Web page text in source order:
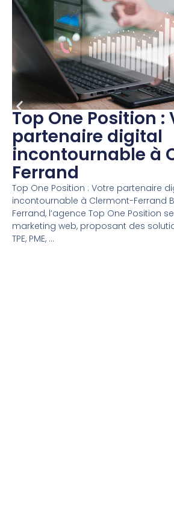
Top One Position :
partenaire digital
incontournable à
Ferrand
Top One Position : Votre partenaire
incontournable à Clermont-Ferrand
Ferrand, l’agence Top One Position
marketing web, proposant des
TPE, PME, ...